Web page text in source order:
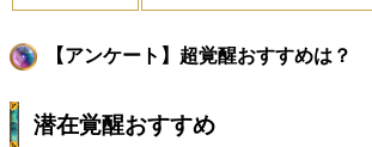
【アンケート】超覚醒おすすめは？
潜在覚醒おすすめ